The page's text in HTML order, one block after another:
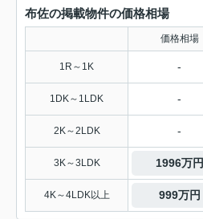
布佐の掲載物件の価格相場
価格相場
1R～1K -
1DK～1LDK -
2K～2LDK -
3K～3LDK 1996万円
4K～4LDK以上 999万円